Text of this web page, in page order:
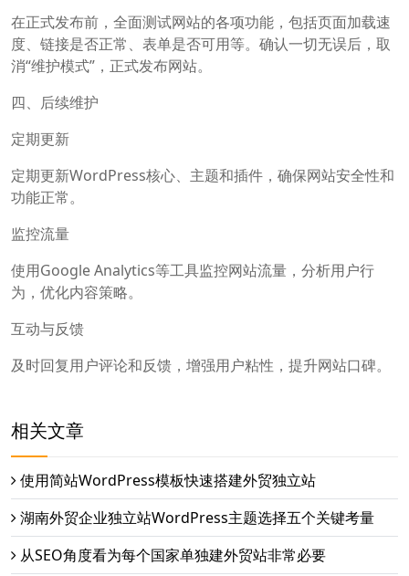
在正式发布前，全面测试网站的各项功能，包括页面加载速
度、链接是否正常、表单是否可用等。确认一切无误后，取
消“维护模式”，正式发布网站。
四、后续维护
定期更新
定期更新WordPress核心、主题和插件，确保网站安全性和
功能正常。
监控流量
使用Google Analytics等工具监控网站流量，分析用户行
为，优化内容策略。
互动与反馈
及时回复用户评论和反馈，增强用户粘性，提升网站口碑。
相关文章
使用简站WordPress模板快速搭建外贸独立站
湖南外贸企业独立站WordPress主题选择五个关键考量
从SEO角度看为每个国家单独建外贸站非常必要